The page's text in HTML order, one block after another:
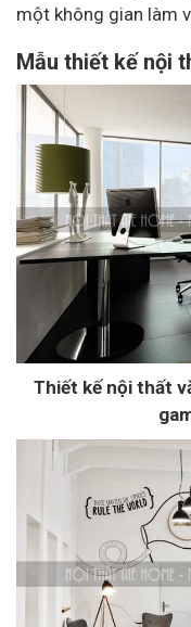
một không gian làm
Mẫu thiết kế nội
Thiết kế nội thất